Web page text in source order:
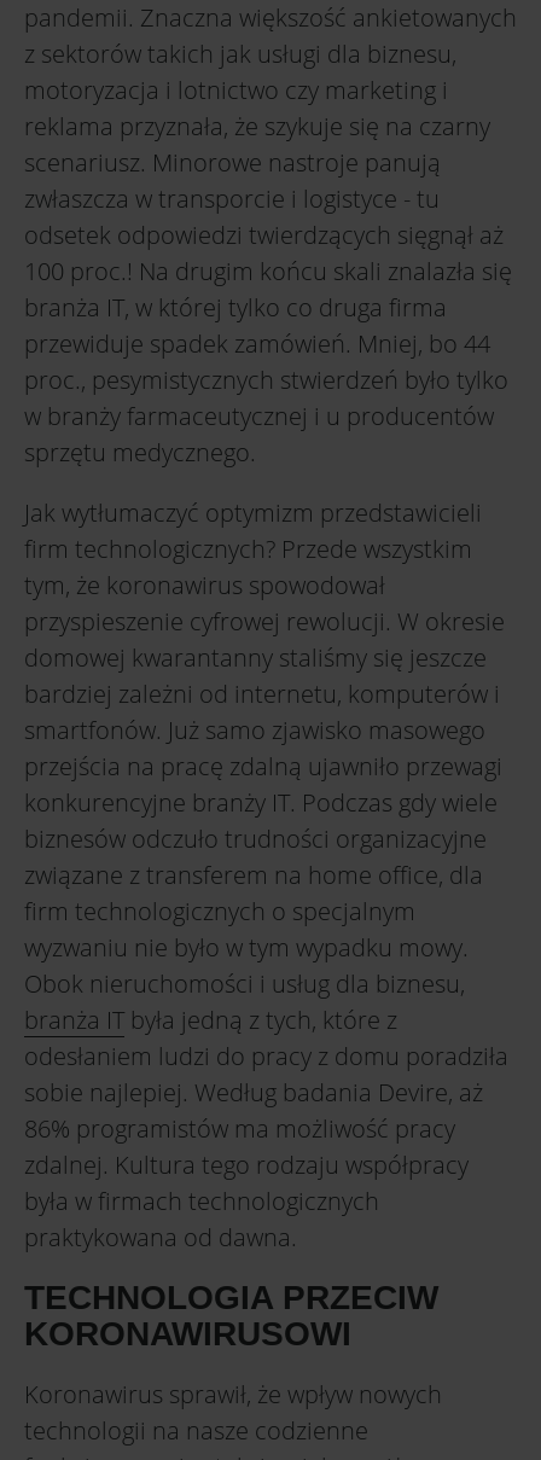
pandemii. Znaczna większość ankietowanych
z sektorów takich jak usługi dla biznesu,
motoryzacja i lotnictwo czy marketing i
reklama przyznała, że szykuje się na czarny
scenariusz. Minorowe nastroje panują
zwłaszcza w transporcie i logistyce - tu
odsetek odpowiedzi twierdzących sięgnął aż
100 proc.! Na drugim końcu skali znalazła się
branża IT, w której tylko co druga firma
przewiduje spadek zamówień. Mniej, bo 44
proc., pesymistycznych stwierdzeń było tylko
w branży farmaceutycznej i u producentów
sprzętu medycznego.
Jak wytłumaczyć optymizm przedstawicieli
firm technologicznych? Przede wszystkim
tym, że koronawirus spowodował
przyspieszenie cyfrowej rewolucji. W okresie
domowej kwarantanny staliśmy się jeszcze
bardziej zależni od internetu, komputerów i
smartfonów. Już samo zjawisko masowego
przejścia na pracę zdalną ujawniło przewagi
konkurencyjne branży IT. Podczas gdy wiele
biznesów odczuło trudności organizacyjne
związane z transferem na home office, dla
firm technologicznych o specjalnym
wyzwaniu nie było w tym wypadku mowy.
Obok nieruchomości i usług dla biznesu,
branża IT była jedną z tych, które z
odesłaniem ludzi do pracy z domu poradziła
sobie najlepiej. Według badania Devire, aż
86% programistów ma możliwość pracy
zdalnej. Kultura tego rodzaju współpracy
była w firmach technologicznych
praktykowana od dawna.
TECHNOLOGIA PRZECIW
KORONAWIRUSOWI
Koronawirus sprawił, że wpływ nowych
technologii na nasze codzienne